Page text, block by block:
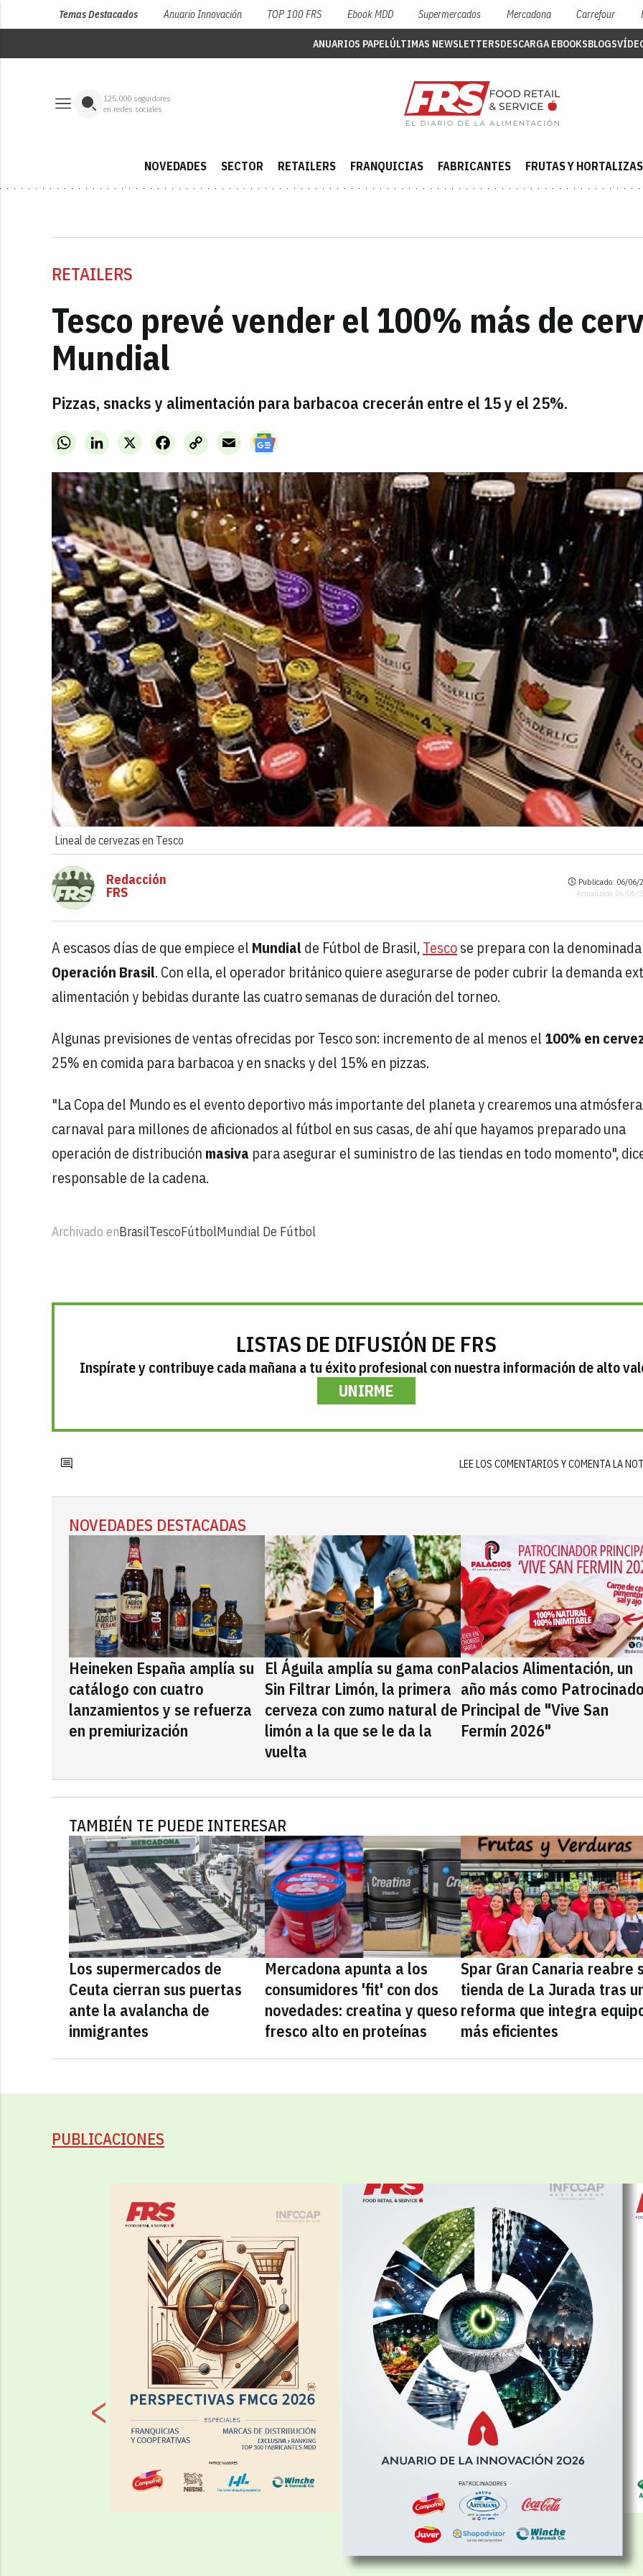
Temas Destacados Anuario Innovación TOP 100 FRS Ebook MDD Supermercados Mercadona Carrefour
ANUARIOS PAPELÚLTIMAS NEWSLETTERSDESCARGA EBOOKSBLOGS
125,000 seguidores
en redes sociales
NOVEDADES SECTOR RETAILERS FRANQUICIAS FABRICANTES FRUTAS Y HORTALIZAS
RETAILERS
Tesco prevé vender el 100% más de
Mundial
Pizzas, snacks y alimentación para barbacoa crecerán entre el 15 y el 25%.
WhatsAppLinkedInX FacebookCopy
Link
Email
Lineal de cervezas en Tesco
Redacción
FRS
Publicado: 06/06/
Actualizado: 06/06/
A escasos días de que empiece el Mundialde Fútbol de Brasil,Tescose prepara con la denominada
Operación Brasil. Con ella, el operador británico quiere asegurarse de poder cubrir la demanda
alimentación y bebidas durante las cuatro semanas de duración del torneo.
Algunas previsiones de ventas ofrecidas por Tesco son: incremento de al menos el 100% en
25% en comida para barbacoa y en snacks y del 15% en pizzas.
"La Copa del Mundo es el evento deportivo más importante del planeta y crearemos una
carnaval para millones de aficionados al fútbol en sus casas, de ahí que hayamos preparado una
operación de distribución masiva para asegurar el suministro de las tiendas en todo momento",
responsable de la cadena.
Archivado enBrasilTescoFútbolMundial De Fútbol
LISTAS DE DIFUSIÓN DE FRS
Inspírate y contribuye cada mañana a tu éxito profesional con nuestra información de alto
UNIRME
LEE LOS COMENTARIOS Y COMENTA LA
NOVEDADES DESTACADAS
Heineken España amplía su
catálogo con cuatro
lanzamientos y se refuerza
en premiurización
El Águila amplía su gama con
Sin Filtrar Limón, la primera
cerveza con zumo natural de
limón a la que se le da la
vuelta
Palacios Alimentación, un
año más como
Principal de "Vive San
Fermín 2026"
TAMBIÉN TE PUEDE INTERESAR
Los supermercados de
Ceuta cierran sus puertas
ante la avalancha de
inmigrantes
Mercadona apunta a los
consumidores 'fit' con dos
novedades: creatina y queso
fresco alto en proteínas
Spar Gran Canaria reabre
tienda de La Jurada tras
reforma que integra
más eficientes
PUBLICACIONES